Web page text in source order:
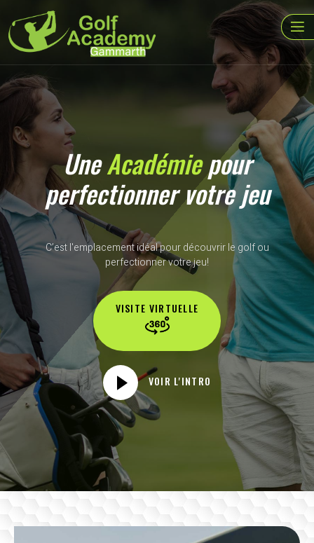
UneAcadémiepour
perfectionner votre jeu
C’est l'emplacement idéal pour découvrir le golf ou
perfectionner votre jeu!
VISITE VIRTUELLE
VOIR L'INTRO